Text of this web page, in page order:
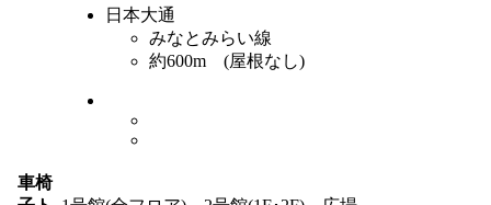
日本大通
みなとみらい線
約600m (屋根なし)
車椅